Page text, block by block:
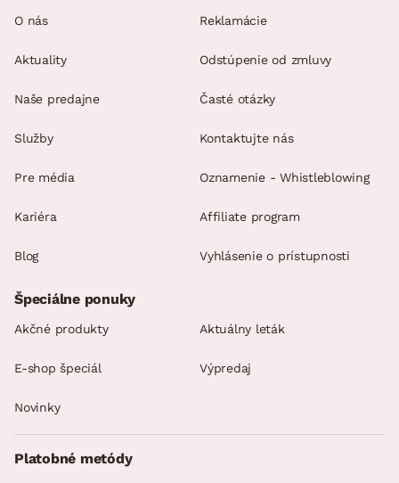
O nás
Aktuality
Naše predajne
Služby
Pre média
Kariéra
Blog
Reklamácie
Odstúpenie od zmluvy
Časté otázky
Kontaktujte nás
Oznamenie - Whistleblowing
Affiliate program
Vyhlásenie o prístupnosti
Špeciálne ponuky
Akčné produkty Aktuálny leták
E-shop špeciál Výpredaj
Novinky
Platobné metódy